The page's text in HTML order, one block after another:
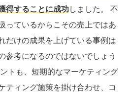
得することに成功しました。 不
っているからこその売上ではあ
だけの成果を上げている事例は
参考になるのではないでしょう
トも、短期的なマーケティング
ティング施策を掛け合わせ、コ